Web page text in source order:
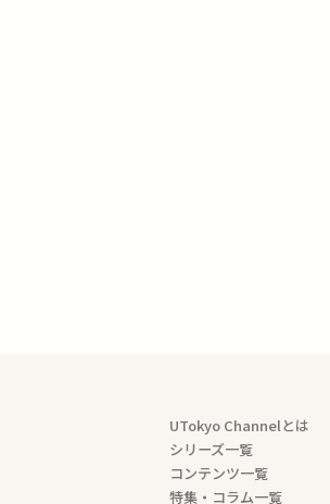
UTokyo Channelとは
シリーズ一覧
コンテンツ一覧
特集・コラム一覧